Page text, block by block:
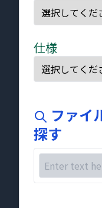
仕様
ファイ
探す